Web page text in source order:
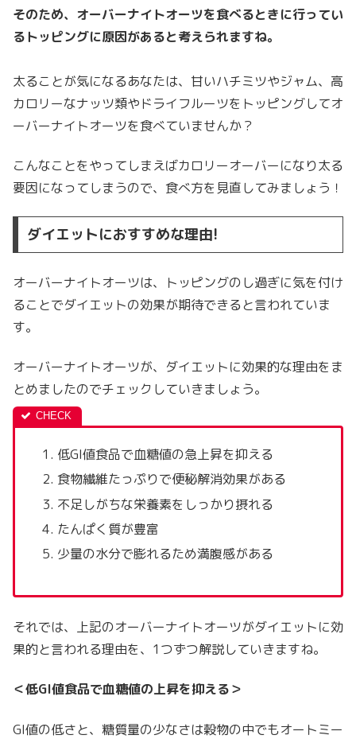
そのため、オーバーナイトオーツを食べるときに行ってい
るトッピングに原因があると考えられますね。
太ることが気になるあなたは、甘いハチミツやジャム、高
カロリーなナッツ類やドライフルーツをトッピングしてオ
ーバーナイトオーツを食べていませんか？
こんなことをやってしまえばカロリーオーバーになり太る
要因になってしまうので、食べ方を見直してみましょう！
ダイエットにおすすめな理由!
オーバーナイトオーツは、トッピングのし過ぎに気を付け
ることでダイエットの効果が期待できると言われていま
す。
オーバーナイトオーツが、ダイエットに効果的な理由をま
とめましたのでチェックしていきましょう。
低GI値食品で血糖値の急上昇を抑える
食物繊維たっぷりで便秘解消効果がある
不足しがちな栄養素をしっかり摂れる
たんぱく質が豊富
少量の水分で膨れるため満腹感がある
それでは、上記のオーバーナイトオーツがダイエットに効
果的と言われる理由を、1つずつ解説していきますね。
＜低GI値食品で血糖値の上昇を抑える＞
GI値の低さと、糖質量の少なさは穀物の中でもオートミー